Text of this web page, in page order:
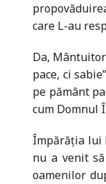
care L-au
Da,
pace, ci
pe pământ
cum Domnul
Împărăția lui
nu a venit
oamenilor